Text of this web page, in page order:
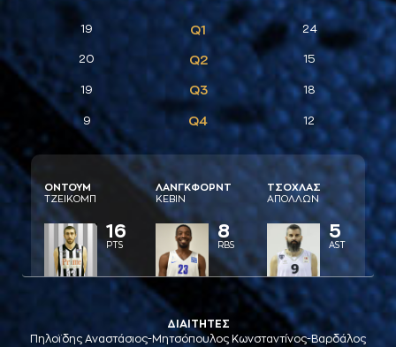
19 Q1 24
20 Q2 15
19 Q3 18
9 Q4 12
ΟΝΤΟΥΜ
ΤΖΕΙΚΟΜΠ
16
PTS
ΛAΝΓΚΦΟΡΝΤ
ΚΕΒΙΝ
8
RBS
ΤΣΟΧΛAΣ
AΠΟΛΛΩΝ
5
AST
ΔΙΑΙΤΗΤΕΣ
Πηλοϊδης Αναστάσιος-Μητσόπουλος Κωνσταντίνος-Βαρδάλος